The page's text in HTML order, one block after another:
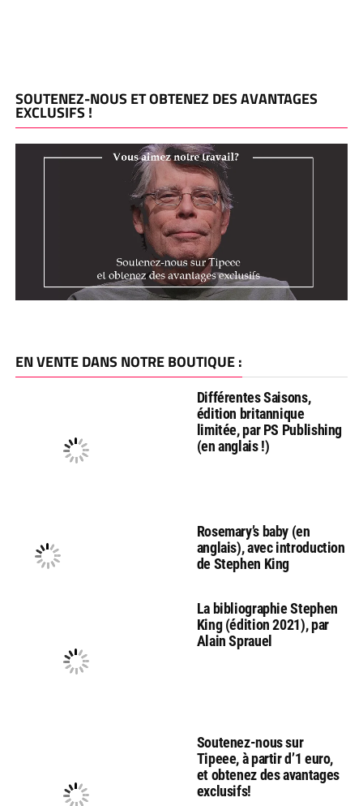
SOUTENEZ-NOUS ET OBTENEZ DES AVANTAGES
EXCLUSIFS !
EN VENTE DANS NOTRE BOUTIQUE :
Différentes Saisons,
édition britannique
limitée, par PS Publishing
(en anglais !)
Rosemary’s baby (en
anglais), avec introduction
de Stephen King
La bibliographie Stephen
King (édition 2021), par
Alain Sprauel
Soutenez-nous sur
Tipeee, à partir d’1 euro,
et obtenez des avantages
exclusifs!